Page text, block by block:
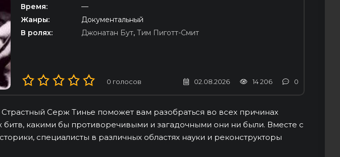
Время:
—
Жанры:
Документальный
В ролях:
Джонатан Бут, Тим Пиготт-Смит
0 голосов 02.08.2026 14 206 0
Серж Тинье поможет вам разобраться во всех причинах
какими бы противоречивыми и загадочными они ни были. Вместе с
специалисты в различных областях науки и реконструкторы